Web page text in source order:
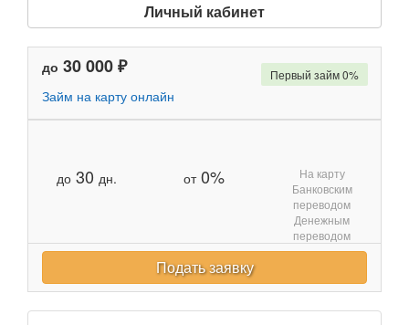
Личный кабинет
до 30 000 ₽
Займ на карту онлайн
до 30 дн. от0%
Первый займ 0%
На карту
Банковским
переводом
Денежным
переводом
Подать заявку